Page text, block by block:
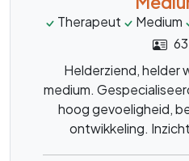
Therapeut Medium
63
Helderziend, helder
medium.
hoog gevoeligheid,
ontwikkeling.